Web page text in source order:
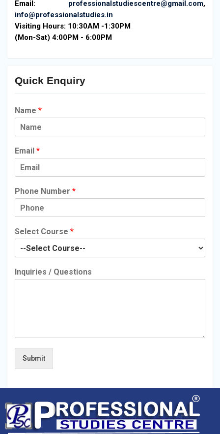
Email: professionalstudiescentre@gmail.com,
info@professionalstudies.in
Visiting Hours: 10:30AM -1:30PM
(Mon-Sat) 4:00PM - 6:00PM
Quick Enquiry
Name *
Email *
Phone Number *
Select Course *
Inquiries / Questions
Submit